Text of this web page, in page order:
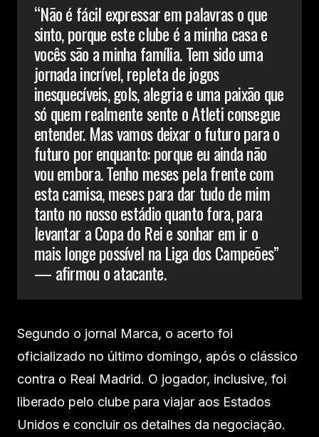
“Não é fácil expressar em palavras o que
sinto, porque este clube é a minha casa e
vocês são a minha família. Tem sido uma
jornada incrível, repleta de jogos
inesquecíveis, gols, alegria e uma paixão que
só quem realmente sente o Atleti consegue
entender. Mas vamos deixar o futuro para o
futuro por enquanto: porque eu ainda não
vou embora. Tenho meses pela frente com
esta camisa, meses para dar tudo de mim
tanto no nosso estádio quanto fora, para
levantar a Copa do Rei e sonhar em ir o
mais longe possível na Liga dos Campeões”
— afirmou o atacante.
Segundo o jornal Marca, o acerto foi
oficializado no último domingo, após o clássico
contra o Real Madrid. O jogador, inclusive, foi
liberado pelo clube para viajar aos Estados
Unidos e concluir os detalhes da negociação.